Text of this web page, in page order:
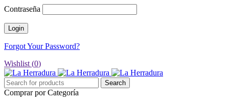
Contraseña
Forgot Your Password?
Wishlist (0)
Comprar por Categoría